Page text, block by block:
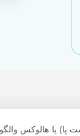
یا هالوکس والگوس